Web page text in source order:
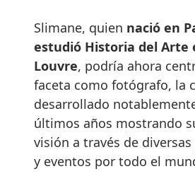
Slimane, quien nació en
estudió Historia del Arte
Louvre, podría ahora
faceta como fotógrafo, la
desarrollado
últimos años mostrando
visión a través de
y eventos por todo el